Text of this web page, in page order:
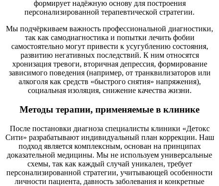
формирует надёжную основу для построения
персонализированной терапевтической стратегии.
Мы подчёркиваем важность профессиональной диагностики,
так как самодиагностика и попытки лечить фобии
самостоятельно могут привести к усугублению состояния,
развитию негативных последствий. К ним относятся
хронизация тревоги, вторичная депрессия, формирование
зависимого поведения (например, от транквилизаторов или
алкоголя как средств «быстрого снятия» напряжения),
социальная изоляция, снижение качества жизни.
Методы терапии, применяемые в клинике
После постановки диагноза специалисты клиники «Детокс
Сити» разрабатывают индивидуальный план коррекции. Наш
подход является комплексным, основан на принципах
доказательной медицины. Мы не используем универсальные
схемы, так как каждый случай уникален, требует
персонализированной стратегии, учитывающей особенности
личности пациента, давность заболевания и конкретные